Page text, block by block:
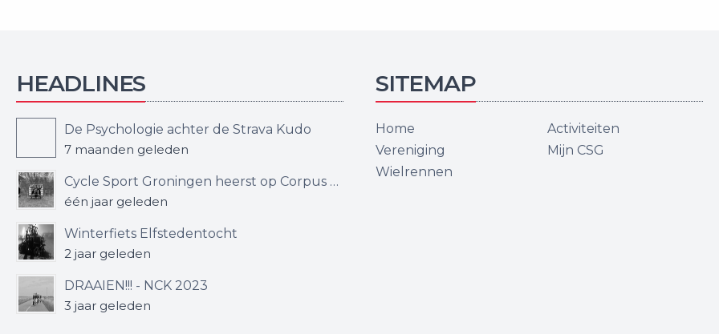
HEADLINES
De Psychologie achter de Strava Kudo
7 maanden geleden
Cycle Sport Groningen heerst op Corpus den Hoorn – Jerry sprint naar machtige overwinning
één jaar geleden
Winterfiets Elfstedentocht
2 jaar geleden
DRAAIEN!!! - NCK 2023
3 jaar geleden
SITEMAP
Home
Vereniging
Wielrennen
Activiteiten
Mijn CSG